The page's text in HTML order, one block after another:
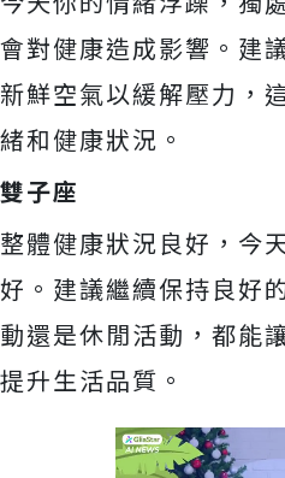
會對健康造成影響。建
新鮮空氣以緩解壓力，
緒和健康狀況。
雙子座
整體健康狀況良好，今
好。建議繼續保持良好
動還是休閒活動，都能
提升生活品質。